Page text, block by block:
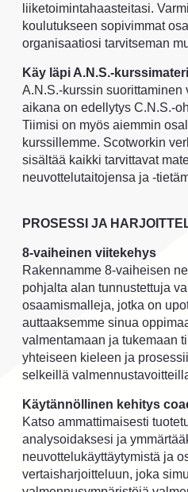
liiketoimintahaasteitasi.
koulutukseen sopivimmat
organisaatiosi tarvitseman
Käy läpi A.N.S.-
A.N.S.-kurssin
aikana on edellytys C.N.S.-
Tiimisi on myös aiemmin
kurssillemme. Scotworkin
sisältää kaikki tarvittavat
neuvottelutaitojensa ja -
PROSESSI JA
8-vaiheinen viitekehys
Rakennamme 8-vaiheisen
pohjalta alan tunnustettuja
osaamismalleja, jotka on
auttaaksemme sinua
valmentamaan ja tukemaan
yhteiseen kieleen ja
selkeillä
Käytännöllinen kehitys
Katso ammattimaisesti
analysoidaksesi ja
neuvottelukäyttäytymistä ja
vertaisharjoitteluun, joka